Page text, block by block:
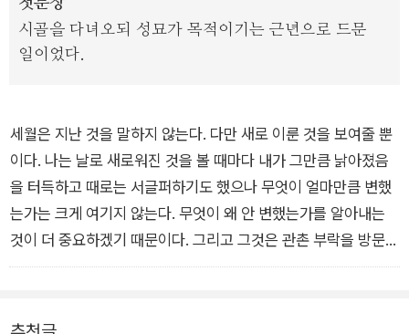
열한 비판을 가하면서 전통적인 삶의 미덕을 새로이 일구어냄으
로써 한국 소설의 계보에 이문구라는 이름을 새기고 독자적인 문
문지클래식 <관촌수필>은 소설가이자 문학 연구가, 숙대 특임
교수인 최시한 선생이 지금까지 나온 판본들을 모두 대조하고 면
밀한 사실 확인을 거쳐 집대성한 '정본(定本)'이다. 책 말미에 수
록된 해설과 「관촌수필의 정본 및 어휘 풀이 작업」에서 1977년
초판 출간 이후 되풀이해 이야기되어온 논점들을 정리하여 상세
첫문장
시골을 다녀오되 성묘가 목적이기는 근년으로 드문
일이었다.
세월은 지난 것을 말하지 않는다. 다만 새로 이룬 것을 보여줄 뿐
이다. 나는 날로 새로워진 것을 볼 때마다 내가 그만큼 낡아졌음
을 터득하고 때로는 서글퍼하기도 했으나 무엇이 얼마만큼 변했
는가는 크게 여기지 않는다. 무엇이 왜 안 변했는가를 알아내는
것이 더 중요하겠기 때문이다. 그리고 그것은 관촌 부락을 방문할
때마다 더욱 절실하게 느껴졌다. 「관산추정」